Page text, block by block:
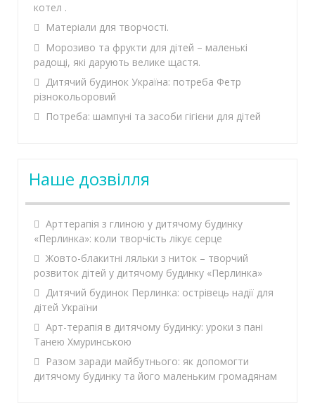
котел .
Матеріали для творчості.
Морозиво та фрукти для дітей – маленькі
радощі, які дарують велике щастя.
Дитячий будинок Україна: потреба Фетр
різнокольоровий
Потреба: шампуні та засоби гігієни для дітей
Наше дозвілля
Арттерапія з глиною у дитячому будинку
«Перлинка»: коли творчість лікує серце
Жовто-блакитні ляльки з ниток – творчий
розвиток дітей у дитячому будинку «Перлинка»
Дитячий будинок Перлинка: острівець надії для
дітей України
Арт-терапія в дитячому будинку: уроки з пані
Танею Хмуринською
Разом заради майбутнього: як допомогти
дитячому будинку та його маленьким громадянам